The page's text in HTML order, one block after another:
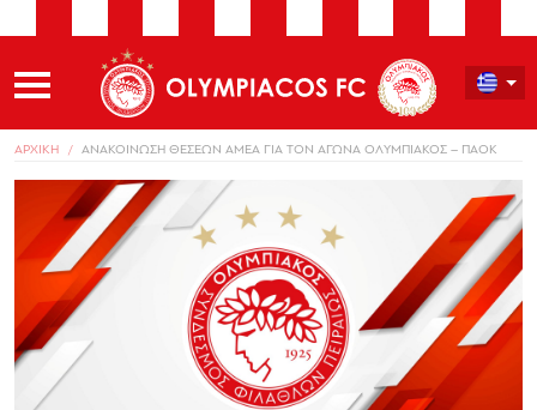
ΑΡΧΙΚΗ ΑΝΑΚΟΙΝΩΣΗ ΘΕΣΕΩΝ ΑΜΕΑ ΓΙΑ ΤΟΝ ΑΓΩΝΑ ΟΛΥΜΠΙΑΚΟΣ – ΠΑΟΚ